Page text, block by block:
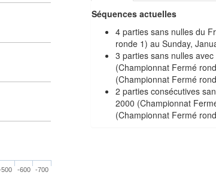
500 -600 -700
Séquences actuelles
4 parties sans nulles du
ronde 1) au Sunday,
3 parties sans nulles
(Championnat Fermé
(Championnat Fermé
2 parties consécutives
2000 (Championnat
(Championnat Fermé